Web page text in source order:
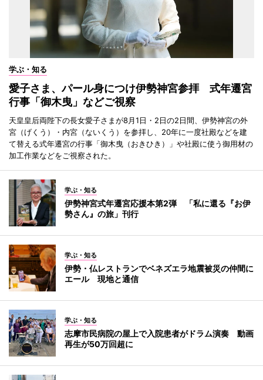
学ぶ・知る
愛子さま、パール身につけ伊勢神宮参拝 式年遷宮
行事「御木曳」などご視察
天皇皇后両陛下の長女愛子さまが8月1日・2日の2日間、伊勢神宮の外
宮（げくう）・内宮（ないくう）を参拝し、20年に一度社殿などを建
て替える式年遷宮の行事「御木曳（おきひき）」や社殿に使う御用材の
加工作業などをご視察された。
学ぶ・知る
伊勢神宮式年遷宮応援本第2弾 「私に還る『お伊
勢さん』の旅」刊行
学ぶ・知る
伊勢・仏レストランでベネズエラ地震被災の仲間に
エール 現地と通信
学ぶ・知る
志摩市民病院の屋上で入院患者がドラム演奏 動画
再生が50万回超に